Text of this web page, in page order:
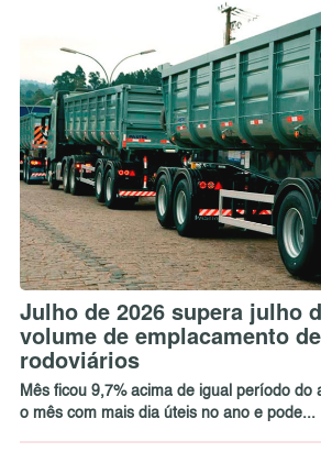
Julho de 2026 supera julho
volume de emplacamento
rodoviários
Mês ficou 9,7% acima de igual período do
o mês com mais dia úteis no ano e pode...